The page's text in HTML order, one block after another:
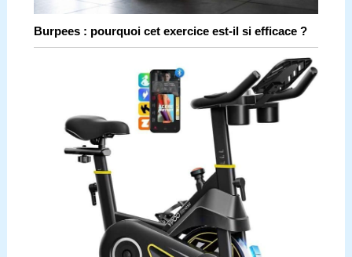
Burpees : pourquoi cet exercice est-il si efficace ?